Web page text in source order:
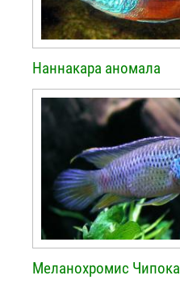
Наннакара аномала
Меланохромис Чипока